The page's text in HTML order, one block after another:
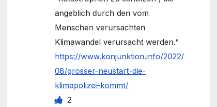
angeblich durch den vom
Menschen verursachten
Klimawandel verursacht werden.“
https://www.konjunktion.info/2022/
08/grosser-neustart-die-
klimapolizei-kommt/
2